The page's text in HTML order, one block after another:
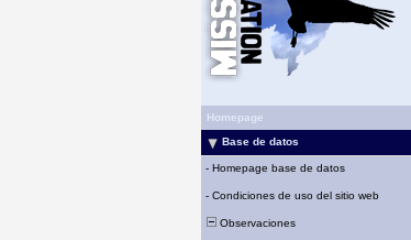
Homepage
Base de datos
- Homepage base de datos
- Condiciones de uso del sitio web
Observaciones